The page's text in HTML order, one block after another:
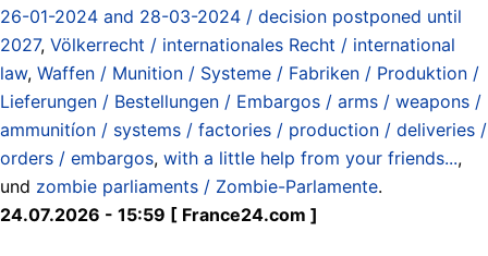
26-01-2024 and 28-03-2024 / decision postponed until
2027, Völkerrecht / internationales Recht / international
law, Waffen / Munition / Systeme / Fabriken / Produktion /
Lieferungen / Bestellungen / Embargos / arms / weapons /
ammunitíon / systems / factories / production / deliveries /
orders / embargos, with a little help from your friends...,
und zombie parliaments / Zombie-Parlamente.
24.07.2026 - 15:59 [ France24.com ]